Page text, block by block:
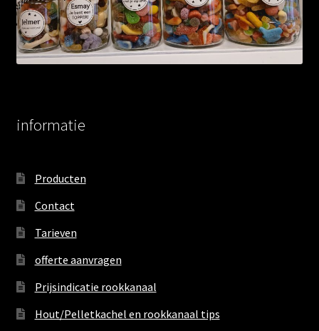
informatie
Producten
Contact
Tarieven
offerte aanvragen
Prijsindicatie rookkanaal
Hout/Pelletkachel en rookkanaal tips